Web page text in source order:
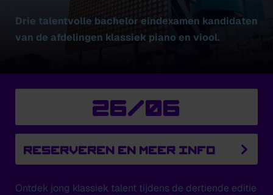
Drie talentvolle bachelor eindexamen kandidaten
van de afdelingen klassiek piano en viool.
26/06
Reserveren en meer info
Ontdek jong klassiek talent tijdens de dertiende editie